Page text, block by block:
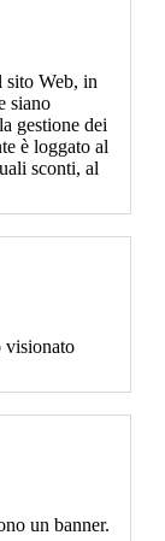
sito Web, in
siano
gestione dei
è loggato al
sconti, al
visionato
un banner.